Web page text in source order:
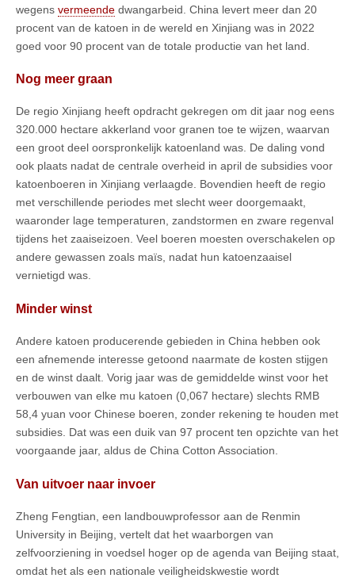
wegens vermeende dwangarbeid. China levert meer dan 20
procent van de katoen in de wereld en Xinjiang was in 2022
goed voor 90 procent van de totale productie van het land.
Nog meer graan
De regio Xinjiang heeft opdracht gekregen om dit jaar nog eens
320.000 hectare akkerland voor granen toe te wijzen, waarvan
een groot deel oorspronkelijk katoenland was. De daling vond
ook plaats nadat de centrale overheid in april de subsidies voor
katoenboeren in Xinjiang verlaagde. Bovendien heeft de regio
met verschillende periodes met slecht weer doorgemaakt,
waaronder lage temperaturen, zandstormen en zware regenval
tijdens het zaaiseizoen. Veel boeren moesten overschakelen op
andere gewassen zoals maïs, nadat hun katoenzaaisel
vernietigd was.
Minder winst
Andere katoen producerende gebieden in China hebben ook
een afnemende interesse getoond naarmate de kosten stijgen
en de winst daalt. Vorig jaar was de gemiddelde winst voor het
verbouwen van elke mu katoen (0,067 hectare) slechts RMB
58,4 yuan voor Chinese boeren, zonder rekening te houden met
subsidies. Dat was een duik van 97 procent ten opzichte van het
voorgaande jaar, aldus de China Cotton Association.
Van uitvoer naar invoer
Zheng Fengtian, een landbouwprofessor aan de Renmin
University in Beijing, vertelt dat het waarborgen van
zelfvoorziening in voedsel hoger op de agenda van Beijing staat,
omdat het als een nationale veiligheidskwestie wordt